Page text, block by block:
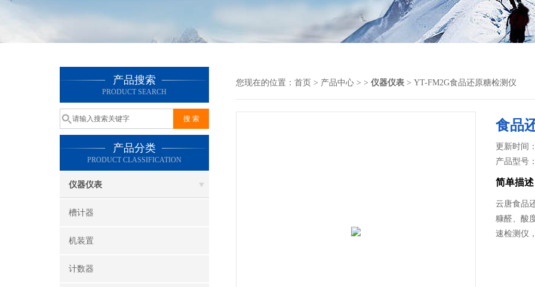
产品搜索
PRODUCT SEARCH
产品分类
PRODUCT CLASSIFICATION
仪器仪表
槽计器
机装置
计数器
您现在的位置： 首页 > 产品中心 > > 仪器仪表 > YT-FM2G食品还原糖检测仪
食品
更新时间
产品型号
简单描述
云唐食品
糠醛、酸
速检测仪